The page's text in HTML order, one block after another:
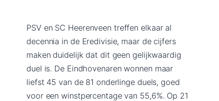
PSV en SC Heerenveen treffen elkaar al
decennia in de Eredivisie, maar de cijfers
maken duidelijk dat dit geen gelijkwaardig
duel is. De Eindhovenaren wonnen maar
liefst 45 van de 81 onderlinge duels, goed
voor een winstpercentage van 55,6%. Op 21